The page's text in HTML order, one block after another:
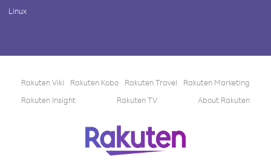
Linux
Rakuten Viki Rakuten Kobo Rakuten Travel
Rakuten Marketing
Rakuten Insight
Rakuten TV About Rakuten